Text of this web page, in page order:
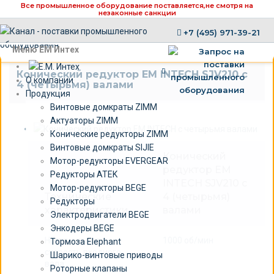
×
Все промышленное оборудование поставляется,не смотря на
незаконные санкции
+7 (495) 971-39-21
Меню ЕМ Интех
О компании
Продукция
Винтовые домкраты ZIMM
Актуаторы ZIMM
Конические редукторы ZIMM
Винтовые домкраты SIJIE
Мотор-редукторы EVERGEAR
Редукторы ATEK
Мотор-редукторы BEGE
Редукторы
Электродвигатели BEGE
Энкодеры BEGE
Тормоза Elephant
Шарико-винтовые приводы
Роторные клапаны
Конический редуктор EM INTECH SJV210 с
4 (четырьмя) валами
Технические
характеристики
Конический
Номинальная
скорость входного
вала: